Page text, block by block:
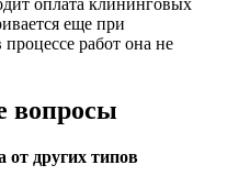
оплата клининговых
еще при
процессе работ она не
вопросы
от других типов